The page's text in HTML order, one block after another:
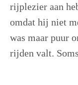
rijplezier aan
omdat hij niet
was maar puur
rijden valt.